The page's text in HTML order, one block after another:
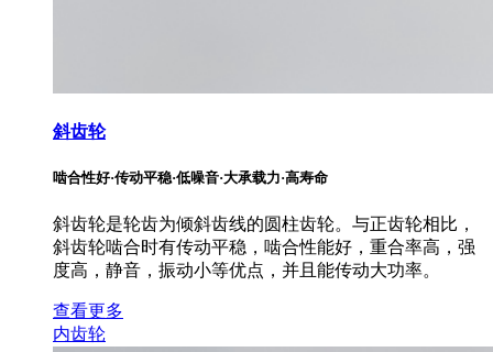
斜齿轮
啮合性好·传动平稳·低噪音·大承载力·高寿命
斜齿轮是轮齿为倾斜齿线的圆柱齿轮。与正齿轮相比，
斜齿轮啮合时有传动平稳，啮合性能好，重合率高，强
度高，静音，振动小等优点，并且能传动大功率。
查看更多
内齿轮